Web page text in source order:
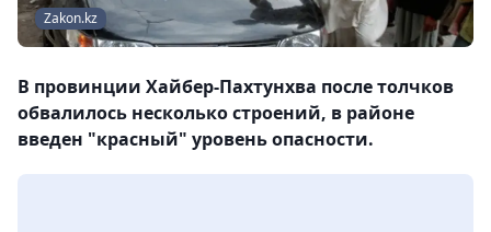
Zakon.kz
В провинции Хайбер-Пахтунхва после толчков
обвалилось несколько строений, в районе
введен "красный" уровень опасности.